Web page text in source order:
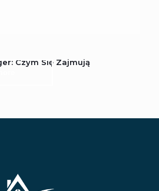
Czym Się Zajmują